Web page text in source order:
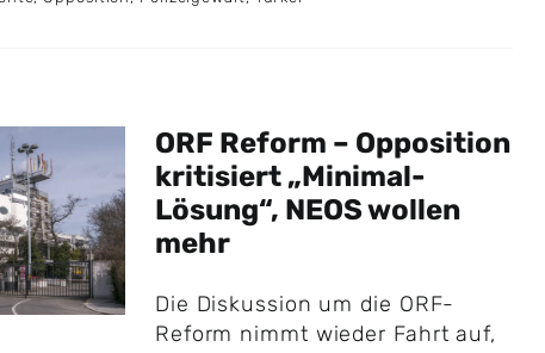
ORF Reform – Opposition
kritisiert „Minimal-
Lösung“, NEOS wollen
mehr
Die Diskussion um die ORF-
Reform nimmt wieder Fahrt auf,